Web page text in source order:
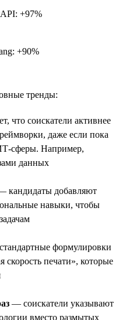
+97%
+90%
тренды:
что соискатели активнее
даже если пока
сферы. Например,
данных
кандидаты добавляют
навыки, чтобы
формулировки
скорость печати», которые
— соискатели указывают
вместо размытых